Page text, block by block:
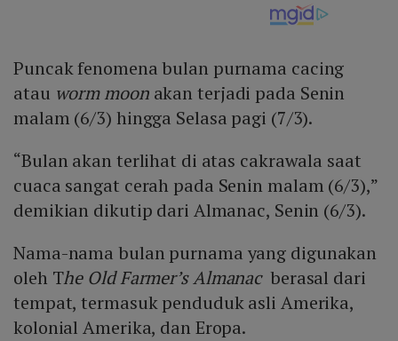
Puncak fenomena bulan purnama cacing
atau worm moonakan terjadi pada Senin
malam (6/3) hingga Selasa pagi (7/3).
“Bulan akan terlihat di atas cakrawala saat
cuaca sangat cerah pada Senin malam (6/3),”
demikian dikutip dari Almanac, Senin (6/3).
Nama-nama bulan purnama yang digunakan
oleh The Old Farmer’s Almanacberasal dari
tempat, termasuk penduduk asli Amerika,
kolonial Amerika, dan Eropa.